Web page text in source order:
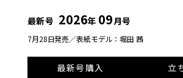
最新号 2026年 09月号
7月28日発売／表紙モデル：堀田 茜
最新号購入
立